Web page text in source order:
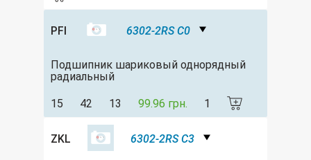
PFI 6302-2RS C0
Подшипник шариковый однорядный
радиальный
15 42 13 99.96 грн. 1
ZKL 6302-2RS C3